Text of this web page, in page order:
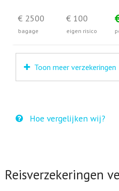
€ 2500
bagage
€ 100
eigen risico
Toon meer verzekeringen
Hoe vergelijken wij?
Reisverzekeringen